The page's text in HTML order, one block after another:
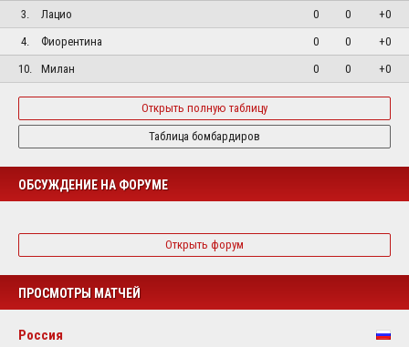
3.
Лацио 0 0
+0
4.
Фиорентина 0 0
+0
10.
Милан 0 0 +0
Открыть полную таблицу
Таблица бомбардиров
ОБСУЖДЕНИЕ НА ФОРУМЕ
Открыть форум
ПРОСМОТРЫ МАТЧЕЙ
Россия